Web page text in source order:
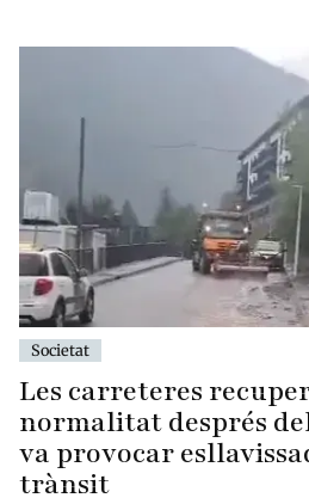
Societat
Les carreteres
normalitat després
va provocar
trànsit